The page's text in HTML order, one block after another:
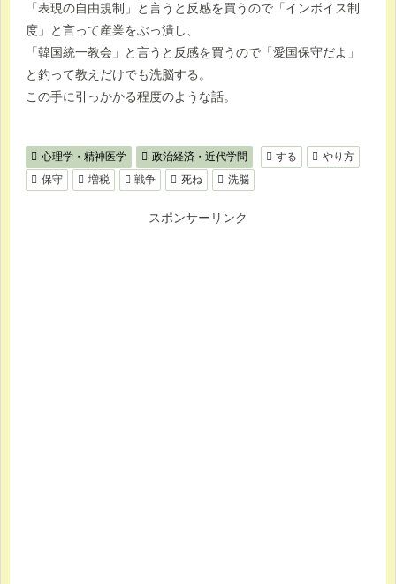
「表現の自由規制」と言うと反感を買うので「インボイス制
度」と言って産業をぶっ潰し、
「韓国統一教会」と言うと反感を買うので「愛国保守だよ」
と釣って教えだけでも洗脳する。
この手に引っかかる程度のような話。
心理学・精神医学 政治経済・近代学問 する
やり方
保守
増税 戦争 死ね 洗脳
スポンサーリンク